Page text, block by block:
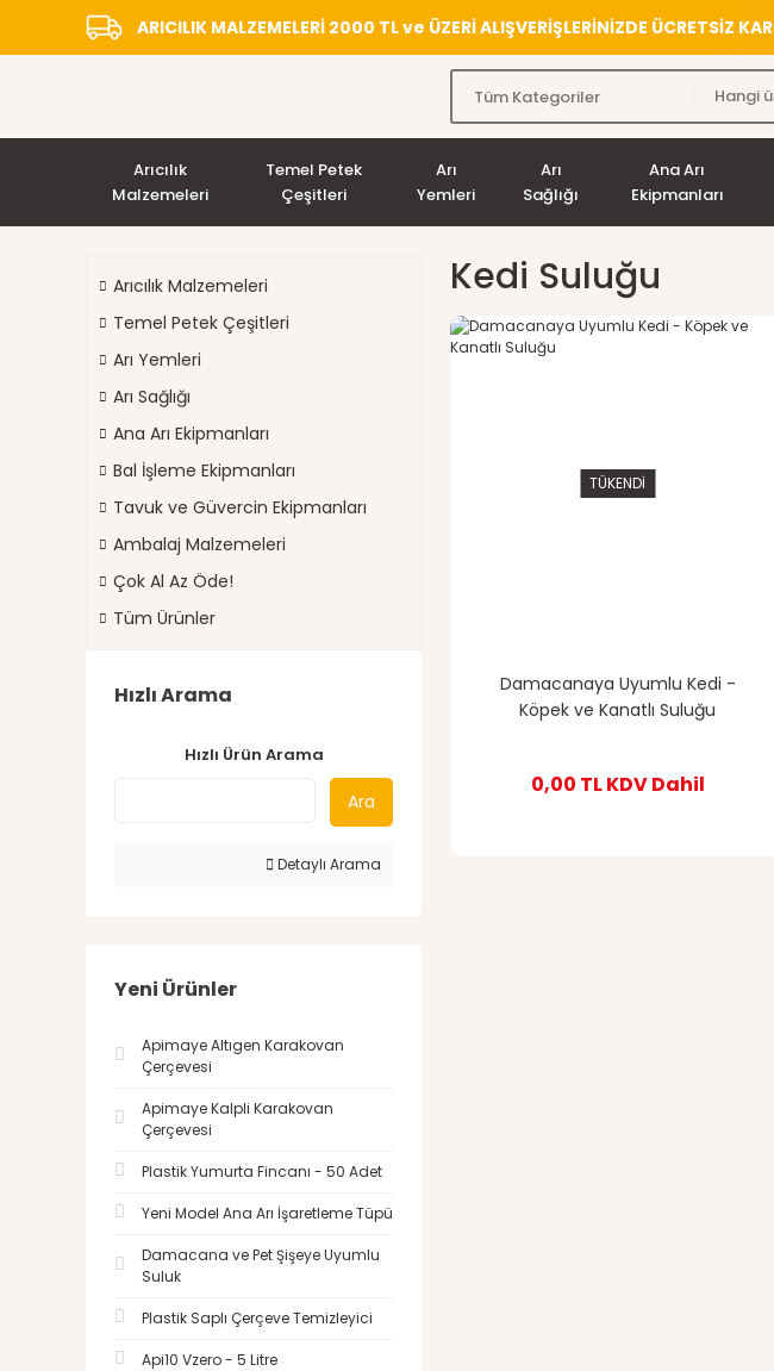
ARICILIK MALZEMELERİ 2000 TL ve ÜZERİ ALIŞVERİŞLERİNİZDE ÜCRETSİZ
Arıcılık
Malzemeleri
Temel Petek
Çeşitleri
Arı
Yemleri
Arı
Sağlığı
Ana Arı
Ekipmanları
Arıcılık Malzemeleri
Temel Petek Çeşitleri
Arı Yemleri
Arı Sağlığı
Ana Arı Ekipmanları
Bal İşleme Ekipmanları
Tavuk ve Güvercin Ekipmanları
Ambalaj Malzemeleri
Çok Al Az Öde!
Tüm Ürünler
Hızlı Arama
Hızlı Ürün Arama
Ara
Detaylı Arama
Yeni Ürünler
Apimaye Altıgen Karakovan
Çerçevesi
Apimaye Kalpli Karakovan
Çerçevesi
Plastik Yumurta Fincanı - 50 Adet
Yeni Model Ana Arı İşaretleme Tüpü
Damacana ve Pet Şişeye Uyumlu
Suluk
Plastik Saplı Çerçeve Temizleyici
Api10 Vzero - 5 Litre
Kedi Suluğu
TÜKENDİ
Damacanaya Uyumlu Kedi -
Köpek ve Kanatlı Suluğu
0,00 TLKDV Dahil